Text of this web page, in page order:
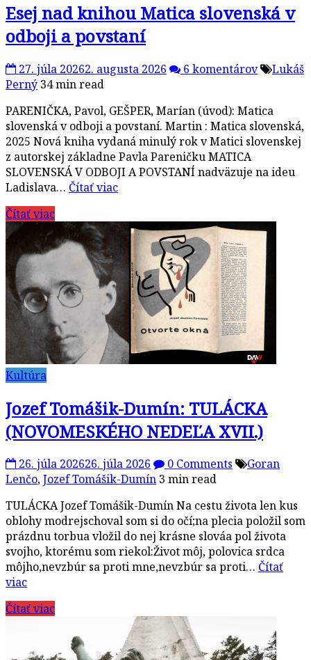
Esej nad knihou Matica slovenská v
odboji a povstaní
27. júla 20262. augusta 2026 6 komentárov
Lukáš
Perný 34 min read
PARENIČKA, Pavol, GEŠPER, Marían (úvod): Matica
slovenská v odboji a povstaní. Martin : Matica slovenská,
2025 Nová kniha vydaná minulý rok v Matici slovenskej
z autorskej základne Pavla Pareničku MATICA
SLOVENSKÁ V ODBOJI A POVSTANÍ nadväzuje na ideu
Ladislava… Čítať viac
Čítať viac
Kultúra
Jozef Tomášik-Dumín: TULÁCKA
(NOVOMESKÉHO NEDEĽA XVII.)
26. júla 202626. júla 2026 0 Comments
Goran
Lenčo,Jozef Tomášik-Dumín 3 min read
TULÁCKA Jozef Tomášik-Dumín Na cestu života len kus
oblohy modrejschoval som si do očí;na plecia položil som
prázdnu torbua vložil do nej krásne slováa pol života
svojho, ktorému som riekol:Život môj, polovica srdca
môjho,nevzbúr sa proti mne,nevzbúr sa proti… Čítať
viac
Čítať viac